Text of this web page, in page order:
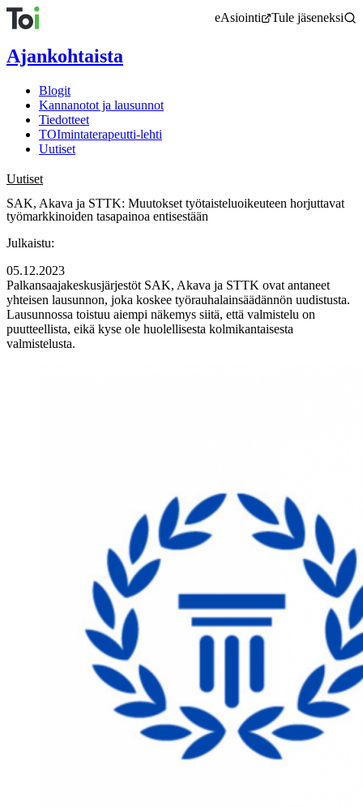
Siirry
sisältöön
eAsiointi Tule jäseneksi
Ajankohtaista
Blogit
Kannanotot ja lausunnot
Tiedotteet
TOImintaterapeutti-lehti
Uutiset
Uutiset
SAK, Akava ja STTK: Muutokset työtaisteluoikeuteen horjuttavat
työmarkkinoiden tasapainoa entisestään
Julkaistu:
05.12.2023
Palkansaajakeskusjärjestöt SAK, Akava ja STTK ovat antaneet
yhteisen lausunnon, joka koskee työrauhalainsäädännön uudistusta.
Lausunnossa toistuu aiempi näkemys siitä, että valmistelu on
puutteellista, eikä kyse ole huolellisesta kolmikantaisesta
valmistelusta.